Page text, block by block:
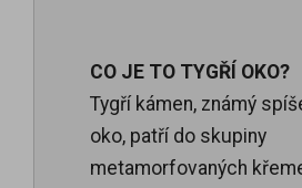
CO JE TO TYGŘÍ OKO?
Tygří kámen, známý
oko, patří do skupiny
metamorfovaných